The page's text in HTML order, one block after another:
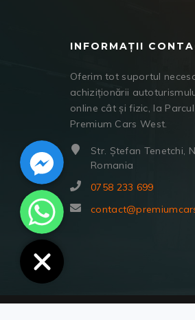
INFORMAȚII
Oferim tot suportul
achiziționării
online cât și fizic, la
Premium Cars West.
Str. Ștefan Tenetchi,
Romania
0758 233 699
Facebook Messenger
WhatsApp